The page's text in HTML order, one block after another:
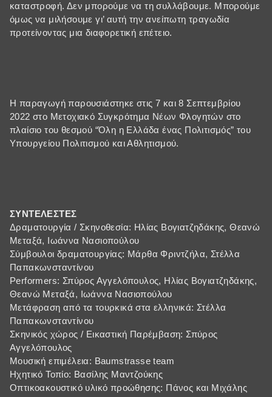
καταστροφή. Δεν μπορούμε να τη συλλάβουμε. Μπορούμε
όμως να μιλήσουμε γι’ αυτή την ανείπωτη τραγωδία
προτείνοντας μια διαφορετική επέτειο.
Η παραγωγή παρουσιάστηκε στις 7 και 8 Σεπτεμβρίου
2022 στο Μετοχιακό Συγκρότημα Νέων Φλογητών στο
πλαίσιο του θεσμού “Όλη η Ελλάδα ένας Πολιτισμός” του
Υπουργείου Πολιτισμού και Αθλητισμού.
ΣΥΝΤΕΛΕΣΤΕΣ
Δραματουργία / Σκηνοθεσία: Ηλίας Βογιατζηδάκης, Θεανώ
Μεταξά, Ιωάννα Νασιοπούλου
Σύμβουλοι δραματουργίας: Μάρθα Φριντζήλα, Στέλλα
Παπακωνσταντίνου
Performers: Σπύρος Αγγελόπουλος, Ηλίας Βογιατζηδάκης,
Θεανώ Μεταξά, Ιωάννα Νασιοπούλου
Μετάφραση από τα τουρκικά στα ελληνικά: Στέλλα
Παπακωνσταντίνου
Σκηνικός χώρος / Εικαστική Παρέμβαση: Σπύρος
Αγγελόπουλος
Μουσική επιμέλεια: Baumstrasse team
Ηχητικό Τοπίο: Βασίλης Μαντζούκης
Οπτικοακουστικό υλικό προώθησης: Πάνος και Μιχάλης